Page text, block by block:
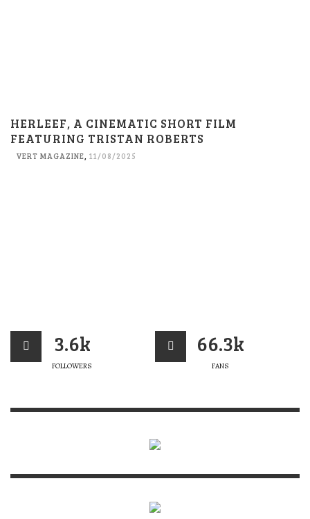
HERLEEF, A CINEMATIC SHORT FILM
FEATURING TRISTAN ROBERTS
VERT MAGAZINE, 11/08/2025
3.6k
FOLLOWERS
66.3k
FANS